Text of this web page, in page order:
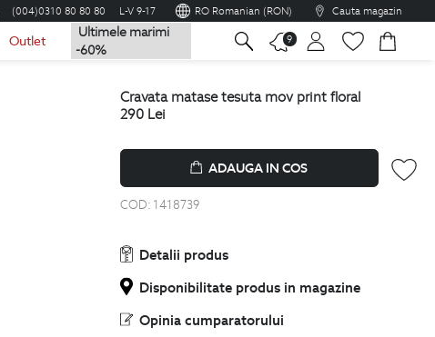
(004)0310 80 80 80 L-V 9-17 RO Romanian (RON) Cauta magazin
Outlet
Ultimele marimi
-60%
9
Romana
cravata matase tesuta mov print floral
290 Lei
ADAUGA IN COS
COD: 1418739
Detalii produs
Disponibilitate produs in magazine
Opinia cumparatorului